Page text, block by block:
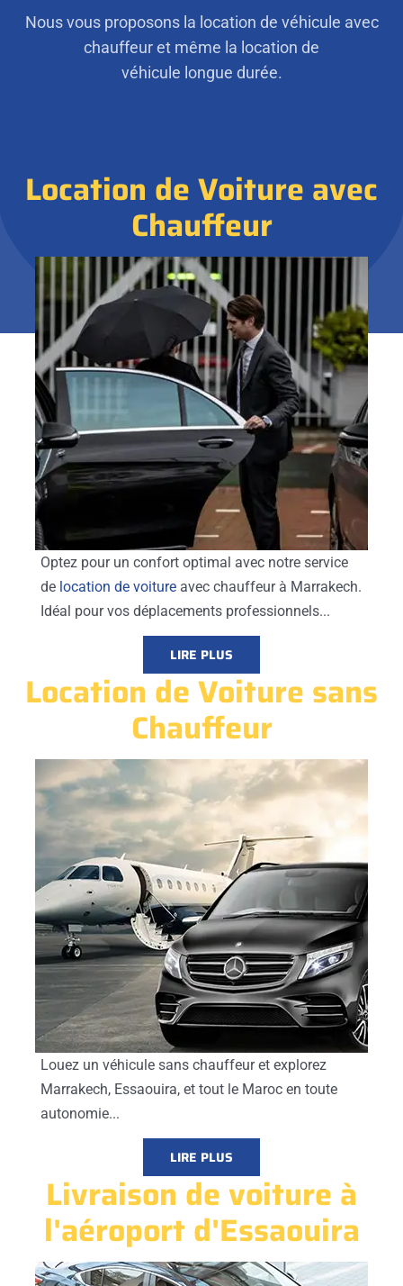
Nous vous proposons la location de véhicule avec
chauffeur et même la location de
véhicule longue durée.
Location de Voiture avec
Chauffeur
Optez pour un confort optimal avec notre service
de location de voiture avec chauffeur à Marrakech.
Idéal pour vos déplacements professionnels...
LIRE PLUS
Location de Voiture sans
Chauffeur
Louez un véhicule sans chauffeur et explorez
Marrakech, Essaouira, et tout le Maroc en toute
autonomie...
LIRE PLUS
Livraison de voiture à
l'aéroport d'Essaouira